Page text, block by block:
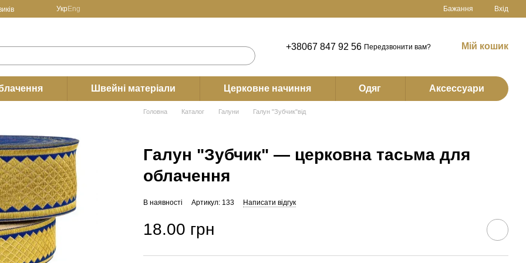
УкрEng Бажання Вхід
+38067 847 92 56 Передзвонити вам? Мій кошик
Швейні матеріали Церковне начиння Одяг Аксессуари
Головна Каталог Галуни Галун "Зубчик"від
Галун "Зубчик" — церковна тасьма для
облачення
В наявності Артикул: 133 Написати відгук
18.00 грн